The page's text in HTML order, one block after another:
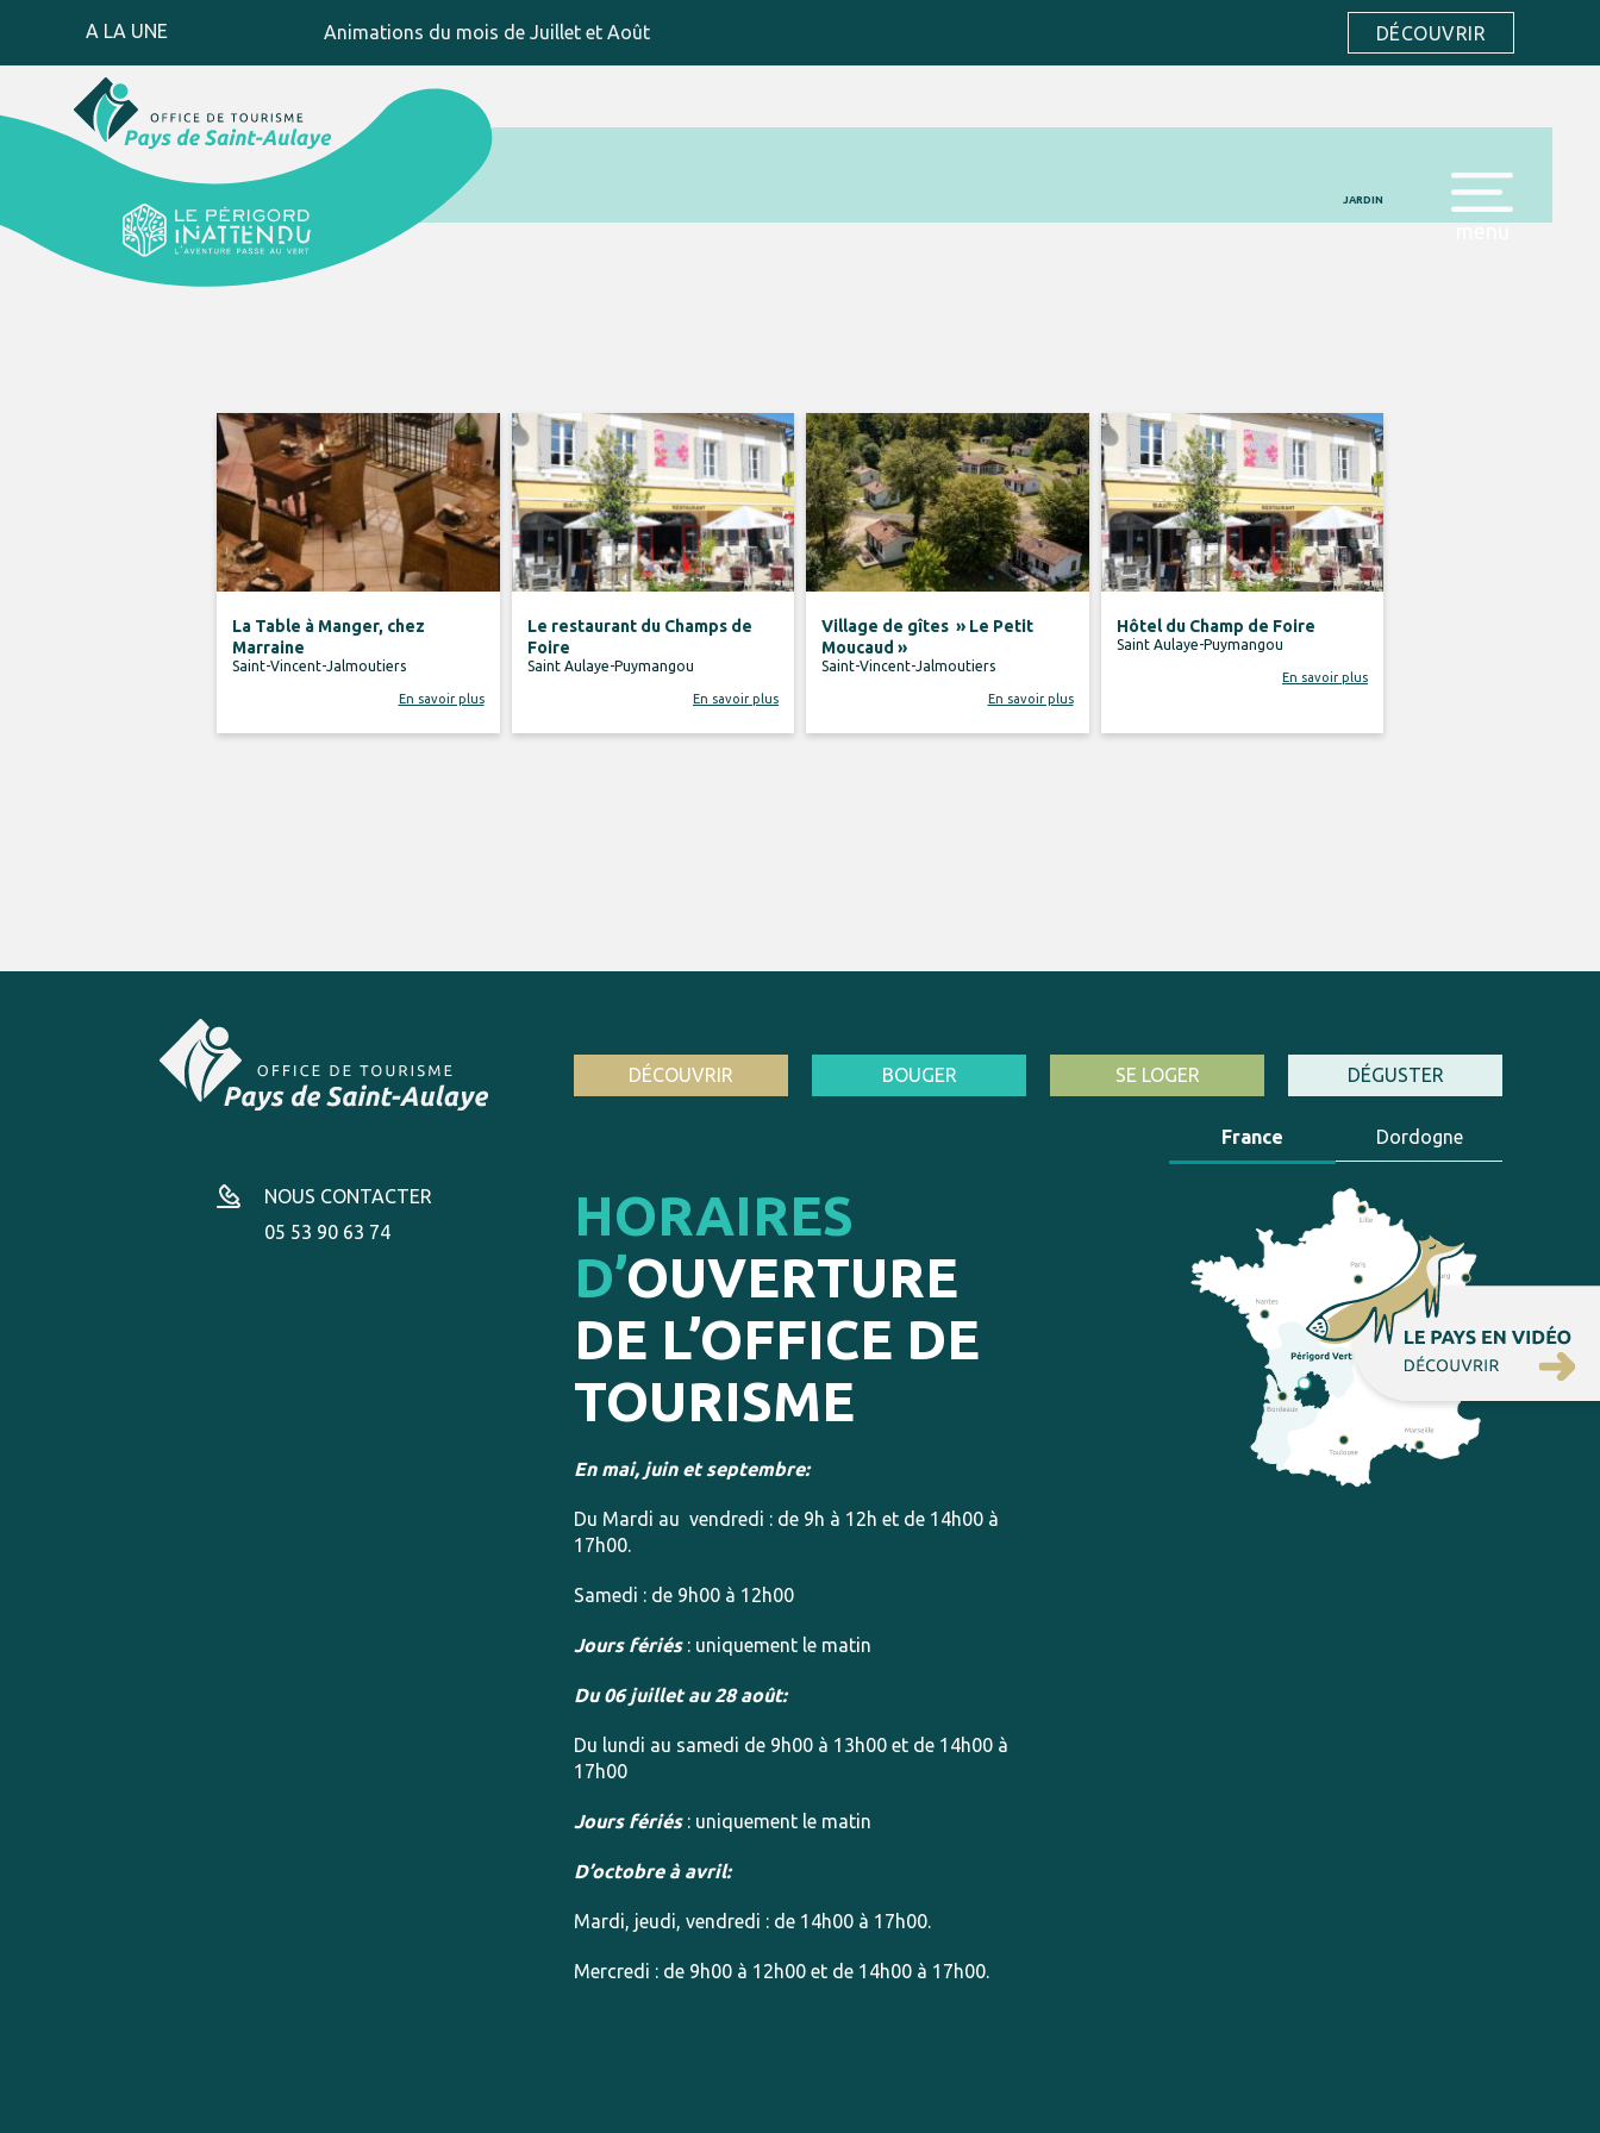
A LA UNE Animations du mois de Juillet et Août DÉCOUVRIR
JARDIN
La Table à Manger, chez
Marraine
Saint-Vincent-Jalmoutiers
En savoir plus
Le restaurant du Champs de
Foire
Saint Aulaye-Puymangou
En savoir plus
Village de gîtes » Le Petit
Moucaud »
Saint-Vincent-Jalmoutiers
En savoir plus
Hôtel du Champ de Foire
Saint Aulaye-Puymangou
En savoir plus
DÉCOUVRIR BOUGER SE LOGER DÉGUSTER
NOUS CONTACTER
05 53 90 63 74
HORAIRES
D’OUVERTURE
DE L’OFFICE DE
TOURISME
En mai, juin et septembre:
Du Mardi au vendredi : de 9h à 12h et de 14h00 à
17h00.
Samedi : de 9h00 à 12h00
Jours fériés: uniquement le matin
Du 06 juillet au 28 août:
Du lundi au samedi de 9h00 à 13h00 et de 14h00 à
17h00
Jours fériés: uniquement le matin
D’octobre à avril:
Mardi, jeudi, vendredi : de 14h00 à 17h00.
Mercredi : de 9h00 à 12h00 et de 14h00 à 17h00.
France Dordogne